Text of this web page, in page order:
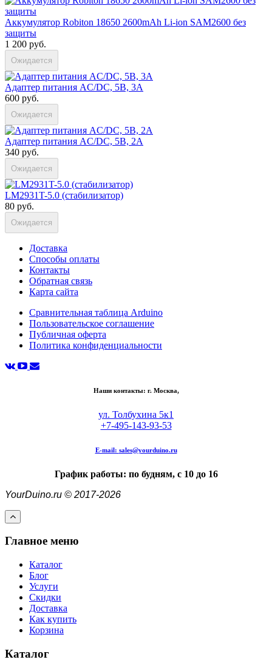
Аккумулятор Robiton 18650 2600mAh Li-ion SAM2600 без
защиты
1 200 руб.
Ожидается
Адаптер питания AC/DC, 5В, 3А
600 руб.
Ожидается
Адаптер питания AC/DC, 5В, 2А
340 руб.
Ожидается
LM2931T-5.0 (стабилизатор)
80 руб.
Ожидается
Доставка
Способы оплаты
Контакты
Обратная связь
Карта сайта
Сравнительная таблица Arduino
Пользовательское соглашение
Публичная оферта
Политика конфиденциальности
Наши контакты: г. Москва,
ул. Толбухина 5к1
+7-495-143-93-53
E-mail: sales@yourduino.ru
График работы: по будням, с 10 до 16
YourDuino.ru © 2017-2026
Главное меню
Каталог
Блог
Услуги
Скидки
Доставка
Как купить
Корзина
Каталог